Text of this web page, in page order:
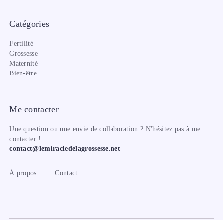
Catégories
Fertilité
Grossesse
Maternité
Bien-être
Me contacter
Une question ou une envie de collaboration ? N'hésitez pas à me
contacter !
contact@lemiracledelagrossesse.net
À propos Contact